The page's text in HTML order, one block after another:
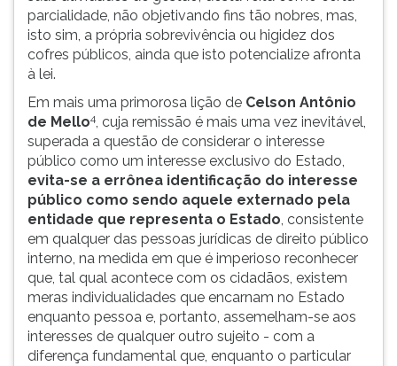
parcialidade, não objetivando fins tão nobres, mas,
isto sim, a própria sobrevivência ou higidez dos
cofres públicos, ainda que isto potencialize afronta
à lei.
Em mais uma primorosa lição de Celson Antônio
de Mello4, cuja remissão é mais uma vez inevitável,
superada a questão de considerar o interesse
público como um interesse exclusivo do Estado,
evita-se a errônea identificação do interesse
público como sendo aquele externado pela
entidade que representa o Estado, consistente
em qualquer das pessoas jurídicas de direito público
interno, na medida em que é imperioso reconhecer
que, tal qual acontece com os cidadãos, existem
meras individualidades que encarnam no Estado
enquanto pessoa e, portanto, assemelham-se aos
interesses de qualquer outro sujeito - com a
diferença fundamental que, enquanto o particular